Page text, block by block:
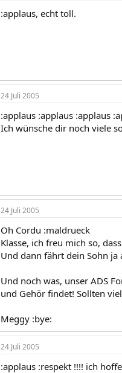
:applaus, echt toll.
24 Juli 2005
:applaus :applaus :applaus
Ich wünsche dir noch viele
24 Juli 2005
Oh Cordu :maldrueck
Klasse, ich freu mich so,
Und dann fährt dein Sohn
Und noch was, unser ADS
und Gehör findet! Sollten
Meggy :bye:
24 Juli 2005
:applaus :respekt !!!! ich